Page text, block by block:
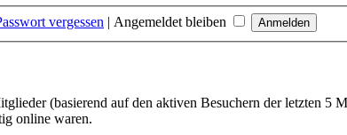
vergessen | Angemeldet bleiben
(basierend auf den aktiven Besuchern der letzten 5
online waren.